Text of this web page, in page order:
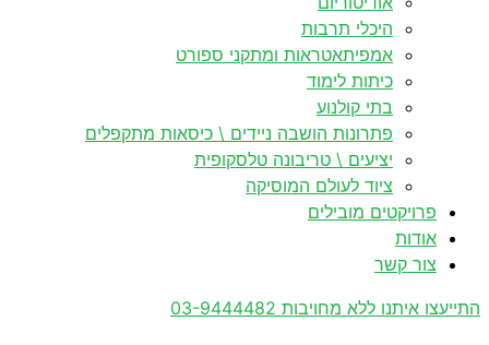
היכלי תרבות
אמפיתאטראות ומתקני ספורט
כיתות לימוד
בתי קולנוע
פתרונות הושבה ניידים \ כיסאות מתקפלים
יציעים \ טריבונה טלסקופית
ציוד לעולם המוסיקה
פרויקטים מובילים
אודות
צור קשר
התייעצו איתנו ללא מחויבות 03-9444482